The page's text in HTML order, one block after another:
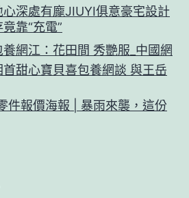
深處有龐JIUYI俱意豪宅設計
靠“充電”
網江：花田間 秀艷服_中國網
首甜心寶貝喜包養網談 與王岳
件報價海報 | 暴雨來襲，這份